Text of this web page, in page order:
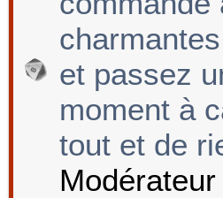
et passez
moment à
tout et de
Modérateur